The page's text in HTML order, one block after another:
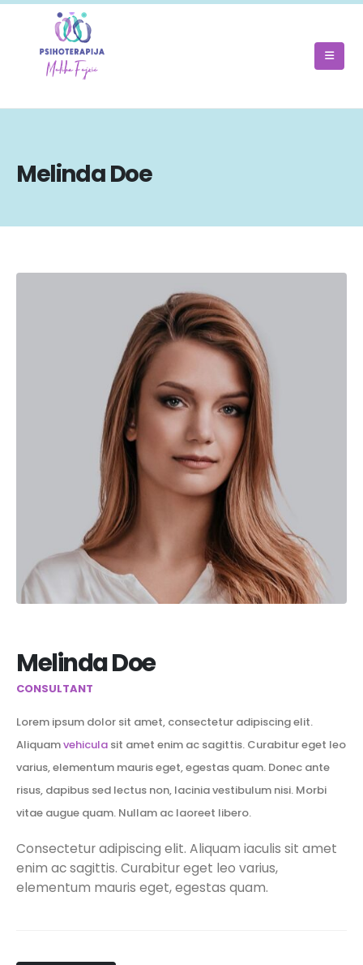
Melinda Doe
Melinda Doe
CONSULTANT
Lorem ipsum dolor sit amet, consectetur adipiscing elit.
Aliquamvehicula sit amet enim ac sagittis. Curabitur eget leo
varius, elementum mauris eget, egestas quam. Donec ante
risus, dapibus sed lectus non, lacinia vestibulum nisi. Morbi
vitae augue quam. Nullam ac laoreet libero.
Consectetur adipiscing elit. Aliquam iaculis sit amet
enim ac sagittis. Curabitur eget leo varius,
elementum mauris eget, egestas quam.